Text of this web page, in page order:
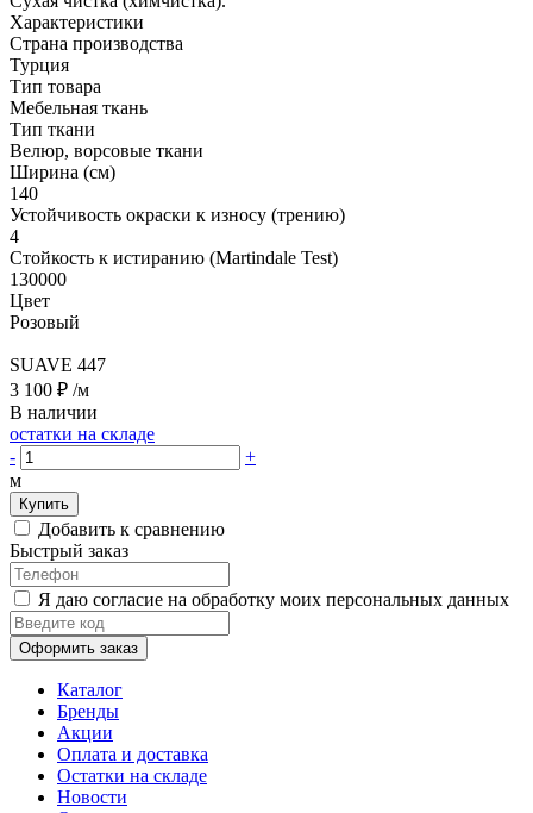
Характеристики
Страна производства
Турция
Тип товара
Мебельная ткань
Тип ткани
Велюр, ворсовые ткани
Ширина (см)
140
Устойчивость окраски к износу (трению)
4
Стойкость к истиранию (Martindale Test)
130000
Цвет
Розовый
SUAVE 447
3 100 ₽ /м
В наличии
остатки на складе
-
+
м
Купить
Добавить к сравнению
Быстрый заказ
Я даю согласие на обработку моих персональных данных
Оформить заказ
Каталог
Бренды
Акции
Оплата и доставка
Остатки на складе
Новости